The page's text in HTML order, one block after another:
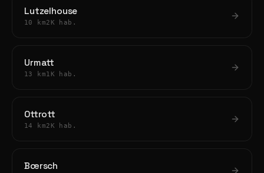
Lutzelhouse
10 km2K hab.
Urmatt
13 km1K hab.
Ottrott
14 km2K hab.
Bœrsch